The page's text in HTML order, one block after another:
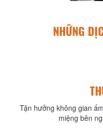
NHỮNG
Tận hưởng không gian
miệng bên